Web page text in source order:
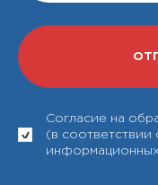
Согласие на
(в соответствии